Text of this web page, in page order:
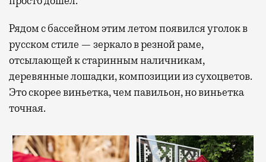
Рядом с бассейном этим летом появился уголок в
русском стиле — зеркало в резной раме,
отсылающей к старинным наличникам,
деревянные лошадки, композиции из сухоцветов.
Это скорее виньетка, чем павильон, но виньетка
точная.